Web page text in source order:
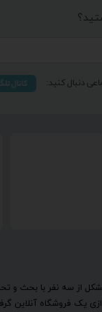
گروه ما متشکل از سه نفر با
یک فروشگاه آنلاین
دنبال کنید: